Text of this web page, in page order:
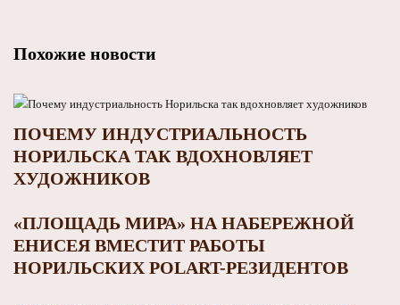
Похожие новости
ПОЧЕМУ ИНДУСТРИАЛЬНОСТЬ
НОРИЛЬСКА ТАК ВДОХНОВЛЯЕТ
ХУДОЖНИКОВ
«ПЛОЩАДЬ МИРА» НА НАБЕРЕЖНОЙ
ЕНИСЕЯ ВМЕСТИТ РАБОТЫ
НОРИЛЬСКИХ POLART-РЕЗИДЕНТОВ